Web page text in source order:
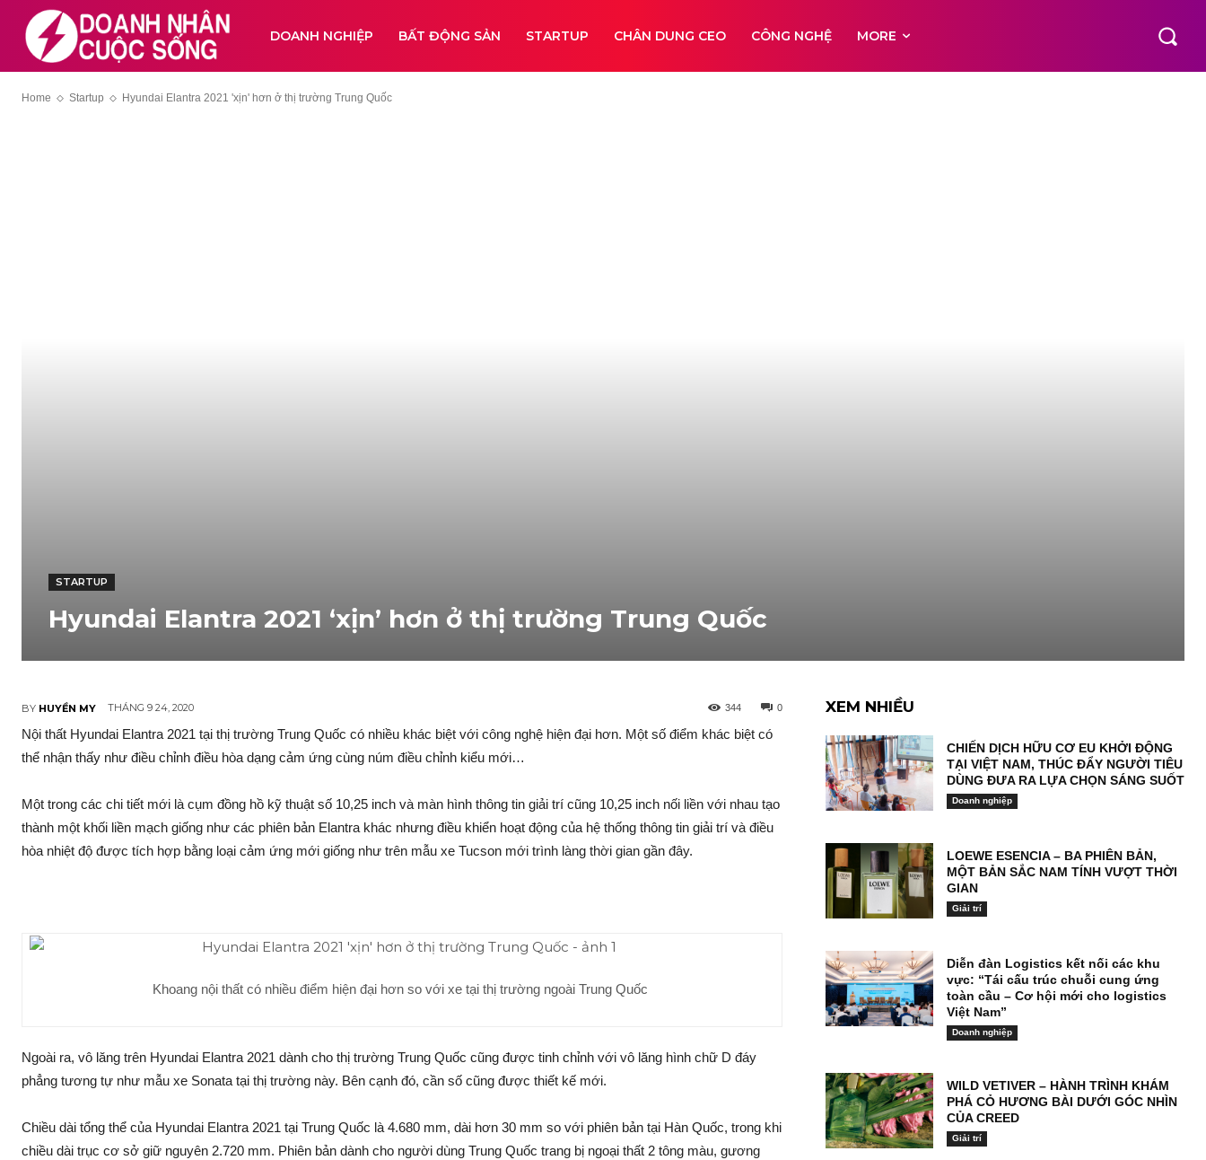
DOANH NGHIỆP BẤT ĐỘNG SẢN STARTUP CHÂN DUNG CEO CÔNG NGHỆ MORE
Home Startup Hyundai Elantra 2021 'xịn' hơn ở thị trường Trung Quốc
STARTUP
Hyundai Elantra 2021 ‘xịn’ hơn ở thị trường Trung Quốc
BY HUYỀN MY THÁNG 9 24, 2020 0
344
Nội thất Hyundai Elantra 2021 tại thị trường Trung Quốc có nhiều khác biệt với công nghệ hiện đại hơn. Một số điểm khác biệt có
thể nhận thấy như điều chỉnh điều hòa dạng cảm ứng cùng núm điều chỉnh kiểu mới…
Một trong các chi tiết mới là cụm đồng hồ kỹ thuật số 10,25 inch và màn hình thông tin giải trí cũng 10,25 inch nối liền với nhau tạo
thành một khối liền mạch giống như các phiên bản Elantra khác nhưng điều khiển hoạt động của hệ thống thông tin giải trí và điều
hòa nhiệt độ được tích hợp bằng loại cảm ứng mới giống như trên mẫu xe Tucson mới trình làng thời gian gần đây.
Khoang nội thất có nhiều điểm hiện đại hơn so với xe tại thị trường ngoài Trung Quốc
Ngoài ra, vô lăng trên Hyundai Elantra 2021 dành cho thị trường Trung Quốc cũng được tinh chỉnh với vô lăng hình chữ D đáy
phẳng tương tự như mẫu xe Sonata tại thị trường này. Bên cạnh đó, cần số cũng được thiết kế mới.
Chiều dài tổng thể của Hyundai Elantra 2021 tại Trung Quốc là 4.680 mm, dài hơn 30 mm so với phiên bản tại Hàn Quốc, trong khi
chiều dài trục cơ sở giữ nguyên 2.720 mm. Phiên bản dành cho người dùng Trung Quốc trang bị ngoại thất 2 tông màu, gương
XEM NHIỀU
CHIẾN DỊCH HỮU CƠ EU KHỞI ĐỘNG
TẠI VIỆT NAM, THÚC ĐẨY NGƯỜI TIÊU
DÙNG ĐƯA RA LỰA CHỌN SÁNG SUỐT
Doanh nghiệp
LOEWE ESENCIA – BA PHIÊN BẢN,
MỘT BẢN SẮC NAM TÍNH VƯỢT THỜI
GIAN
Giải trí
Diễn đàn Logistics kết nối các khu
vực: “Tái cấu trúc chuỗi cung ứng
toàn cầu – Cơ hội mới cho logistics
Việt Nam”
Doanh nghiệp
WILD VETIVER – HÀNH TRÌNH KHÁM
PHÁ CỎ HƯƠNG BÀI DƯỚI GÓC NHÌN
CỦA CREED
Giải trí